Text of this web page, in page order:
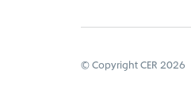
© Copyright CER 2026